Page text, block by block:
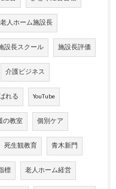
老人ホーム施設長
設長スクール 施設長評価
介護ビジネス
れる YouTube
の教室 個別ケア
死生観教育 青木新門
標 老人ホーム経営